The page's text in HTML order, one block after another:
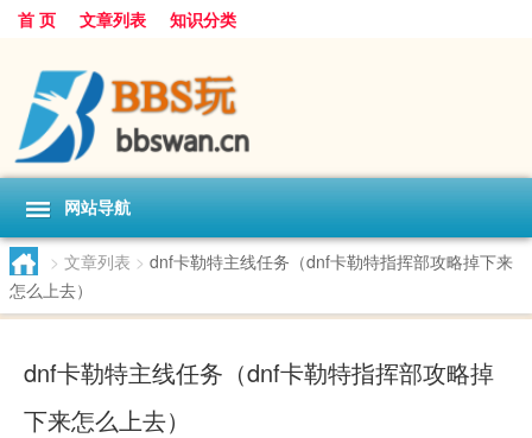
首 页 文章列表 知识分类
网站导航
> 文章列表 > dnf卡勒特主线任务（dnf卡勒特指挥部攻略掉下来
怎么上去）
dnf卡勒特主线任务（dnf卡勒特指挥部攻略掉
下来怎么上去）